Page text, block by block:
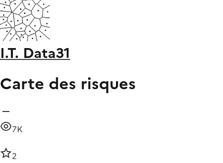
I.T. Data31
Carte des risques
7K
2